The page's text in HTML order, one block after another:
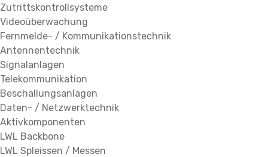
Zutrittskontrollsysteme
Videoüberwachung
Fernmelde- / Kommunikationstechnik
Antennentechnik
Signalanlagen
Telekommunikation
Beschallungsanlagen
Daten- / Netzwerktechnik
Aktivkomponenten
LWL Backbone
LWL Spleissen / Messen